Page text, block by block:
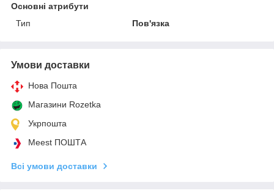
Основні атрибути
Тип
Пов'язка
Умови доставки
Нова Пошта
Магазини Rozetka
Укрпошта
Meest ПОШТА
Всі умови доставки